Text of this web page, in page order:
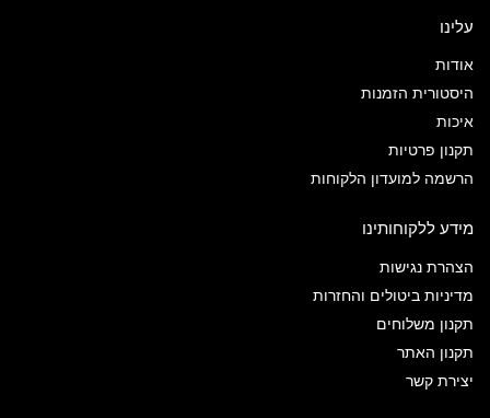
עלינו
אודות
היסטורית הזמנות
איכות
תקנון פרטיות
הרשמה למועדון הלקוחות
מידע ללקוחותינו
הצהרת נגישות
מדיניות ביטולים והחזרות
תקנון משלוחים
תקנון האתר
יצירת קשר